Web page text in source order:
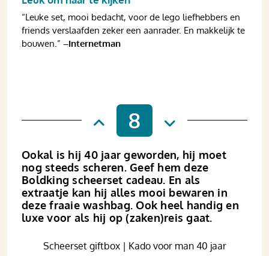
“Leuke set, mooi bedacht, voor de lego liefhebbers en
friends verslaafden zeker een aanrader. En makkelijk te
bouwen.” –Internetman
8
Ookal is hij 40 jaar geworden, hij moet
nog steeds scheren. Geef hem deze
Boldking scheerset cadeau. En als
extraatje kan hij alles mooi bewaren in
deze fraaie washbag. Ook heel handig en
luxe voor als hij op (zaken)reis gaat.
Scheerset giftbox | Kado voor man 40 jaar